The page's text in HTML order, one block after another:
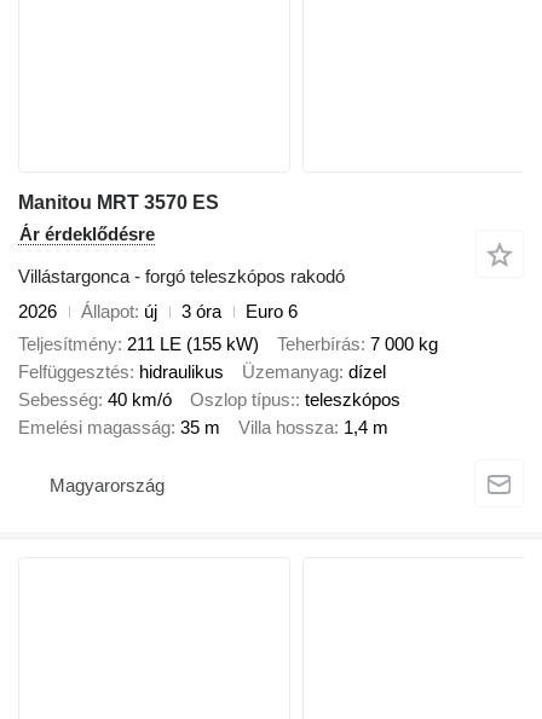
Manitou MRT 3570 ES
Ár érdeklődésre
Villástargonca - forgó teleszkópos rakodó
2026
Állapot új 3 óra
Euro 6
Teljesítmény 211 LE (155 kW) Teherbírás 7 000 kg
Felfüggesztés hidraulikus Üzemanyag dízel
Sebesség 40 km/ó Oszlop típus: teleszkópos
Emelési magasság 35 m Villa hossza 1,4 m
Magyarország